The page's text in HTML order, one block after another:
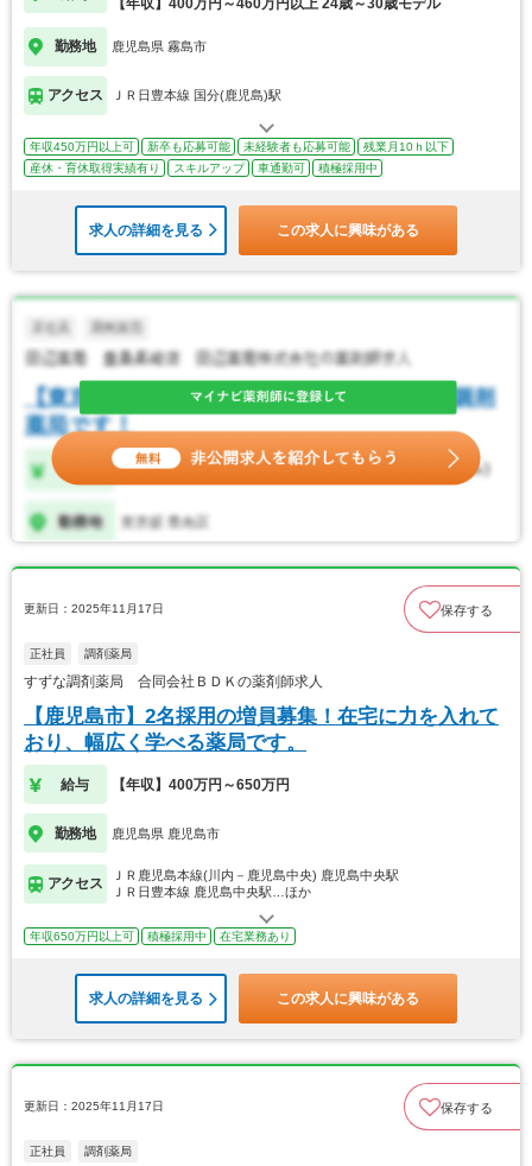
勤務地 鹿児島県 霧島市
アクセス ＪＲ日豊本線 国分(鹿児島)駅
年収450万円以上可 新卒も応募可能 未経験者も応募可能
残業月10ｈ以下
産休・育休取得実績有り
スキルアップ 車通勤可 積極採用中
求人の詳細を見る この求人に興味がある
更新日：2025年11月17日 保存する
正社員 調剤薬局
すずな調剤薬局 合同会社ＢＤＫの薬剤師求人
【鹿児島市】2名採用の増員募集！在宅に力を入れて
おり、幅広く学べる薬局です。
給与 【年収】400万円～650万円
勤務地 鹿児島県 鹿児島市
アクセス
ＪＲ鹿児島本線(川内－鹿児島中央) 鹿児島中央駅
ＪＲ日豊本線 鹿児島中央駅…ほか
年収650万円以上可 積極採用中 在宅業務あり
求人の詳細を見る この求人に興味がある
更新日：2025年11月17日 保存する
正社員 調剤薬局